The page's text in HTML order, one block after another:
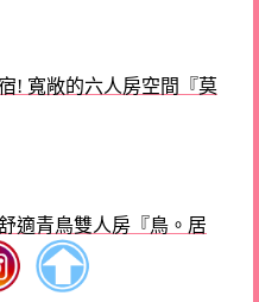
! 寬敞的六人房空間『莫
適青鳥雙人房『鳥。居